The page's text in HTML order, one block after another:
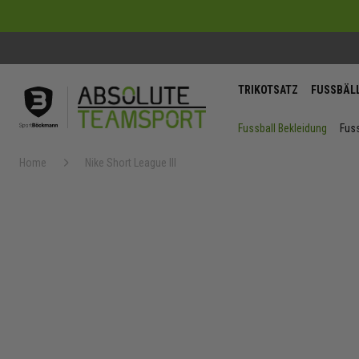
TRIKOTSATZ
Fussball Bekleidung
Home Nike Short League III